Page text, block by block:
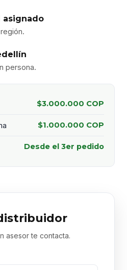
asignado
persona.
$3.000.000 COP
$1.000.000 COP
Desde el 3er pedido
asesor te contacta.